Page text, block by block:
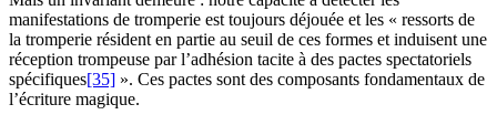
manifestations de tromperie est toujours déjouée et les « ressorts de
la tromperie résident en partie au seuil de ces formes et induisent une
réception trompeuse par l’adhésion tacite à des pactes spectatoriels
spécifiques[35] ». Ces pactes sont des composants fondamentaux de
l’écriture magique.